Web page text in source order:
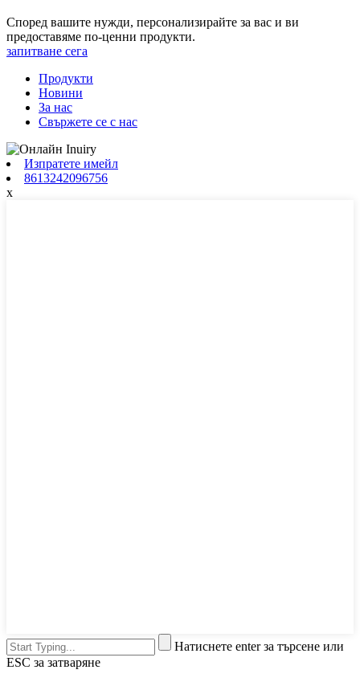
Според вашите нужди, персонализирайте за вас и ви
предоставяме по-ценни продукти.
запитване сега
Продукти
Новини
За нас
Свържете се с нас
Изпратете имейл
8613242096756
x
Натиснете enter за търсене или
ESC за затваряне